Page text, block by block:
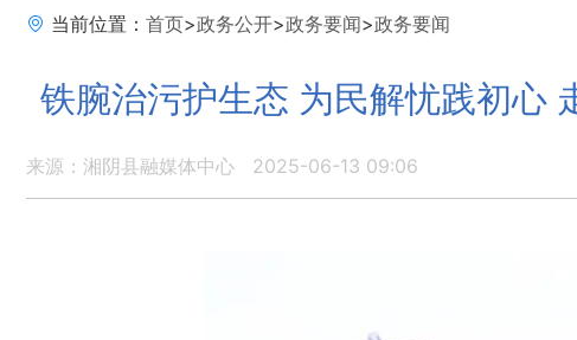
当前位置： 首页>政务公开>政务要闻>政务要闻
铁腕治污护生态 为民解忧践初心
来源：湘阴县融媒体中心 2025-06-13 09:06